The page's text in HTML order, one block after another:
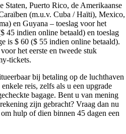
Staten, Puerto Rico, de Amerikaanse
(m.u.v. Cuba / Haïti), Mexico,
en Guyana – toeslag voor het
45 indien online betaald) en toeslag
is $ 60 ($ 55 indien online betaald).
het eerste en tweede stuk
tickets.
bij betaling op de luchthaven
reis, zelfs als u een upgrade
bagage. Bent u van mening
zijn gebracht? Vraag dan nu
hulp of dien binnen 45 dagen een